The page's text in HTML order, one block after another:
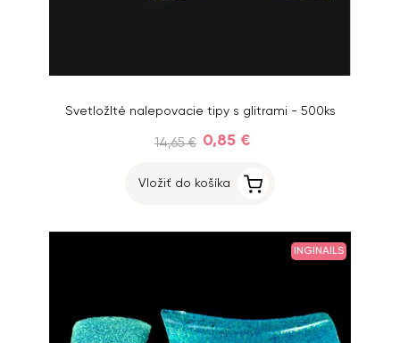
Svetložlté nalepovacie tipy s glitrami - 500ks
14,65 € 0,85 €
Vložiť do košíka
INGINAILS